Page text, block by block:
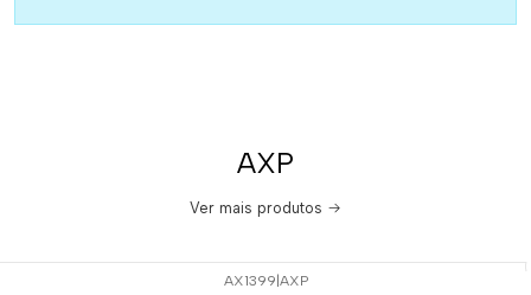
AXP
Ver mais produtos
AX1399 AXP